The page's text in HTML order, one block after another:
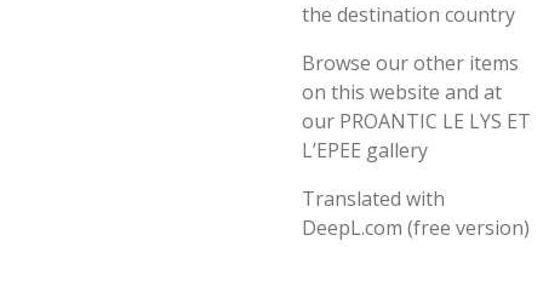
the destination country
Browse our other items
on this website and at
our PROANTIC LE LYS ET
L’EPEE gallery
Translated with
DeepL.com (free version)